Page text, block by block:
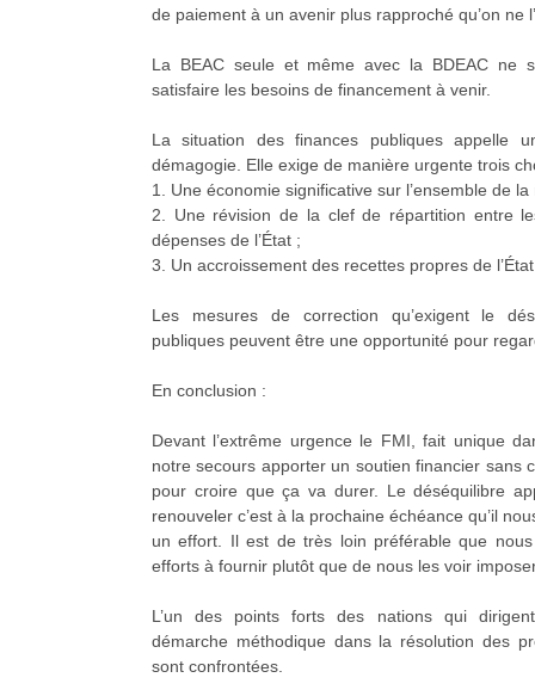
de paiement à un avenir plus rapproché qu’on ne
La BEAC seule et même avec la BDEAC ne
satisfaire les besoins de financement à venir.
La situation des finances publiques appelle
démagogie. Elle exige de manière urgente trois
1. Une économie significative sur l’ensemble de
2. Une révision de la clef de répartition entre
dépenses de l’État ;
3. Un accroissement des recettes propres de
Les mesures de correction qu’exigent le
publiques peuvent être une opportunité pour
En conclusion :
Devant l’extrême urgence le FMI, fait unique
notre secours apporter un soutien financier sans
pour croire que ça va durer. Le déséquilibre
renouveler c’est à la prochaine échéance qu’il
un effort. Il est de très loin préférable que nous
efforts à fournir plutôt que de nous les voir
L’un des points forts des nations qui
démarche méthodique dans la résolution des
sont confrontées.